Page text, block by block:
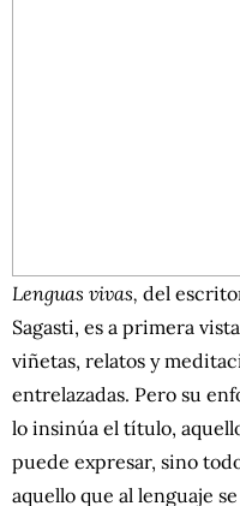
Lenguas vivas, del
Sagasti, es a primera
viñetas, relatos y
entrelazadas. Pero su
lo insinúa el título,
puede expresar, sino
aquello que al lenguaje